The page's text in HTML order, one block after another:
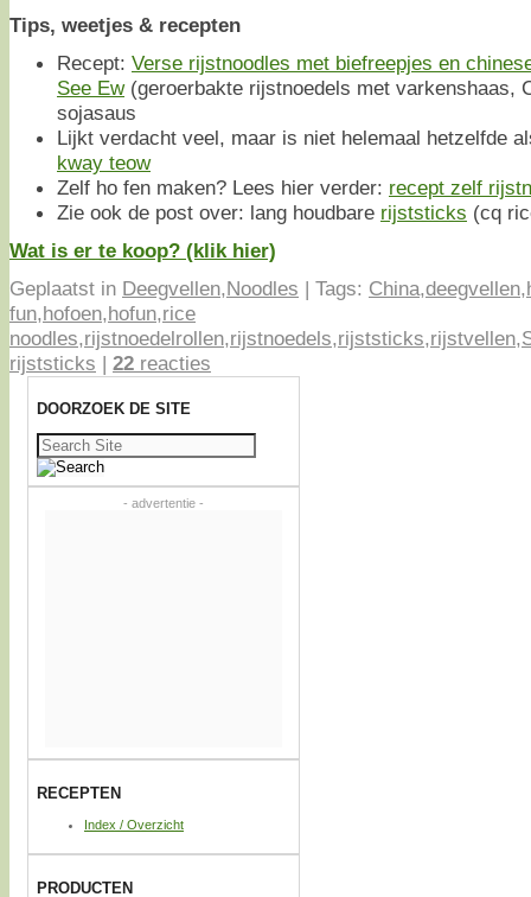
Tips, weetjes & recepten
Recept: Verse rijstnoodles met biefreepjes en
See Ew(geroerbakte rijstnoedels met varkenshaas,
sojasaus
Lijkt verdacht veel, maar is niet helemaal hetzelfde
kway teow
Zelf ho fen maken? Lees hier verder: recept zelf
Zie ook de post over: lang houdbare rijststicks (cq
Wat is er te koop? (klik hier)
Geplaatst in Deegvellen,Noodles | Tags: China,deegvellen,
fun,hofoen,hofun,rice
noodles,rijstnoedelrollen,rijstnoedels,rijststicks,rijstvellen,
rijststicks | 22 reacties
DOORZOEK DE SITE
Zoeken
naar:
- advertentie -
RECEPTEN
Index / Overzicht
PRODUCTEN